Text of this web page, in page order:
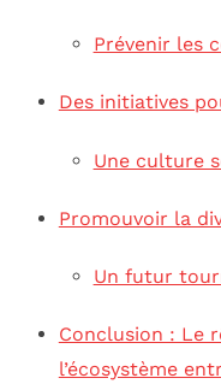
Prévenir les
Des initiatives
Une culture
Promouvoir la
Un futur
Conclusion : Le
l’écosystème